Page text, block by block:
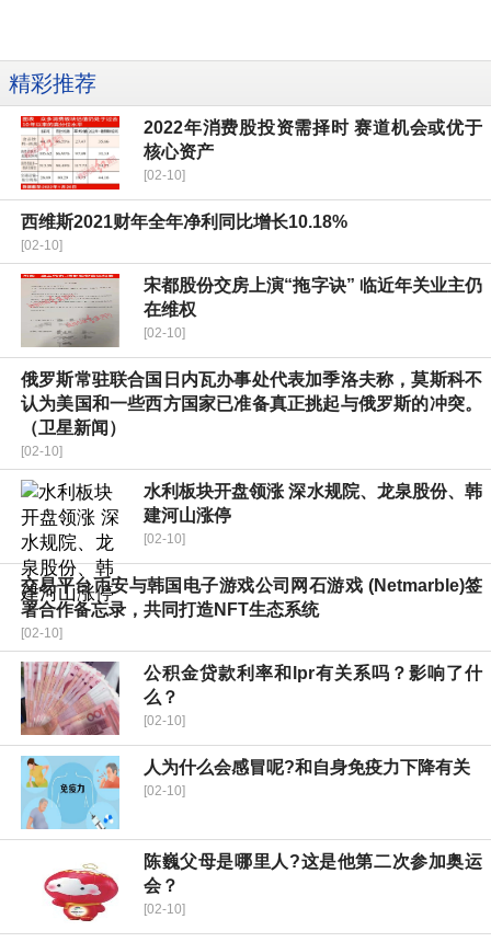
精彩推荐
2022年消费股投资需择时 赛道机会或优于
核心资产
[02-10]
西维斯2021财年全年净利同比增长10.18%
[02-10]
宋都股份交房上演“拖字诀” 临近年关业主仍
在维权
[02-10]
俄罗斯常驻联合国日内瓦办事处代表加季洛夫称，莫斯科不
认为美国和一些西方国家已准备真正挑起与俄罗斯的冲突。
（卫星新闻）
[02-10]
水利板块开盘领涨 深水规院、龙泉股份、韩
建河山涨停
[02-10]
交易平台币安与韩国电子游戏公司网石游戏 (Netmarble)签
署合作备忘录，共同打造NFT生态系统
[02-10]
公积金贷款利率和lpr有关系吗？影响了什
么？
[02-10]
人为什么会感冒呢?和自身免疫力下降有关
[02-10]
陈巍父母是哪里人?这是他第二次参加奥运
会？
[02-10]